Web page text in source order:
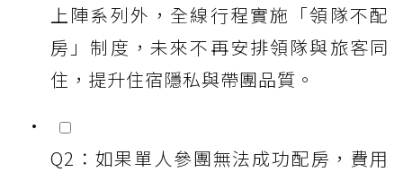
上陣系列外，全線行程實施「領隊不配
房」制度，未來不再安排領隊與旅客同
住，提升住宿隱私與帶團品質。
Q2：如果單人參團無法成功配房，費用